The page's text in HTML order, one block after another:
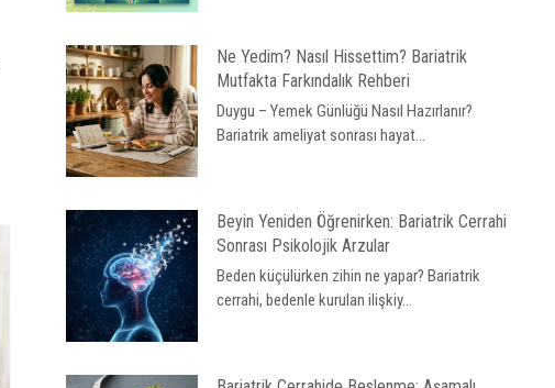
Ne Yedim? Nasıl Hissettim? Bariatrik
Mutfakta Farkındalık Rehberi
Duygu – Yemek Günlüğü Nasıl Hazırlanır?
Bariatrik ameliyat sonrası hayat...
Beyin Yeniden Öğrenirken: Bariatrik Cerrahi
Sonrası Psikolojik Arzular
Beden küçülürken zihin ne yapar? Bariatrik
cerrahi, bedenle kurulan ilişkiy...